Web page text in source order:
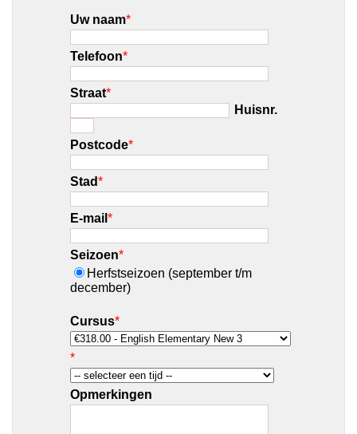
Uw naam*
Telefoon*
Straat*
Huisnr.
Postcode*
Stad*
E-mail *
Seizoen*
Herfstseizoen (september t/m
december)
Cursus*
*
Opmerkingen